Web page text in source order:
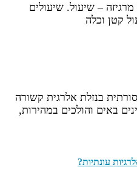
– שיעול. שיעולים
קטן וכלה
בנזלת אלרגית קשורה
עונתיות?